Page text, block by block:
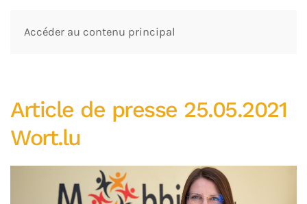
Accéder au contenu principal
Article de presse 25.05.2021
Wort.lu